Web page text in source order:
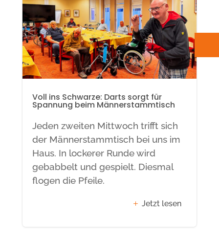
Voll ins Schwarze: Darts sorgt für
Spannung beim Männerstammtisch
Jeden zweiten Mittwoch trifft sich
der Männerstammtisch bei uns im
Haus. In lockerer Runde wird
gebabbelt und gespielt. Diesmal
flogen die Pfeile.
Jetzt lesen